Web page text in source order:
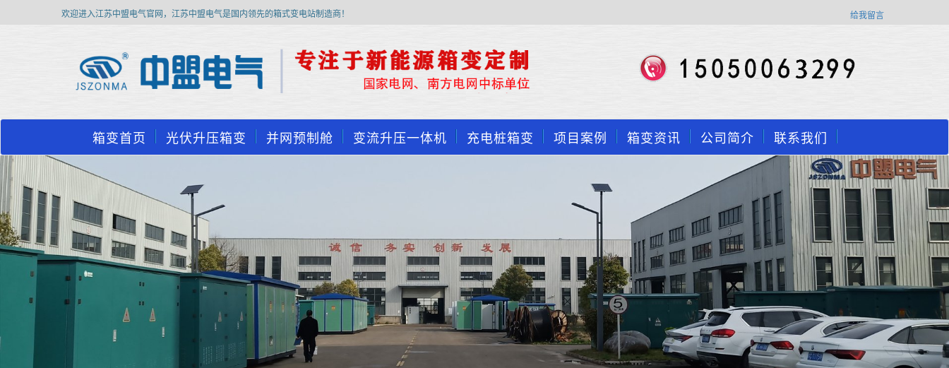
欢迎进入江苏中盟电气官网，江苏中盟电气是国内领先的箱式变电站制造商！ 给我留言
箱变首页 光伏升压箱变 并网预制舱 变流升压一体机 充电桩箱变 项目案例 箱变资讯 公司简介 联系我们